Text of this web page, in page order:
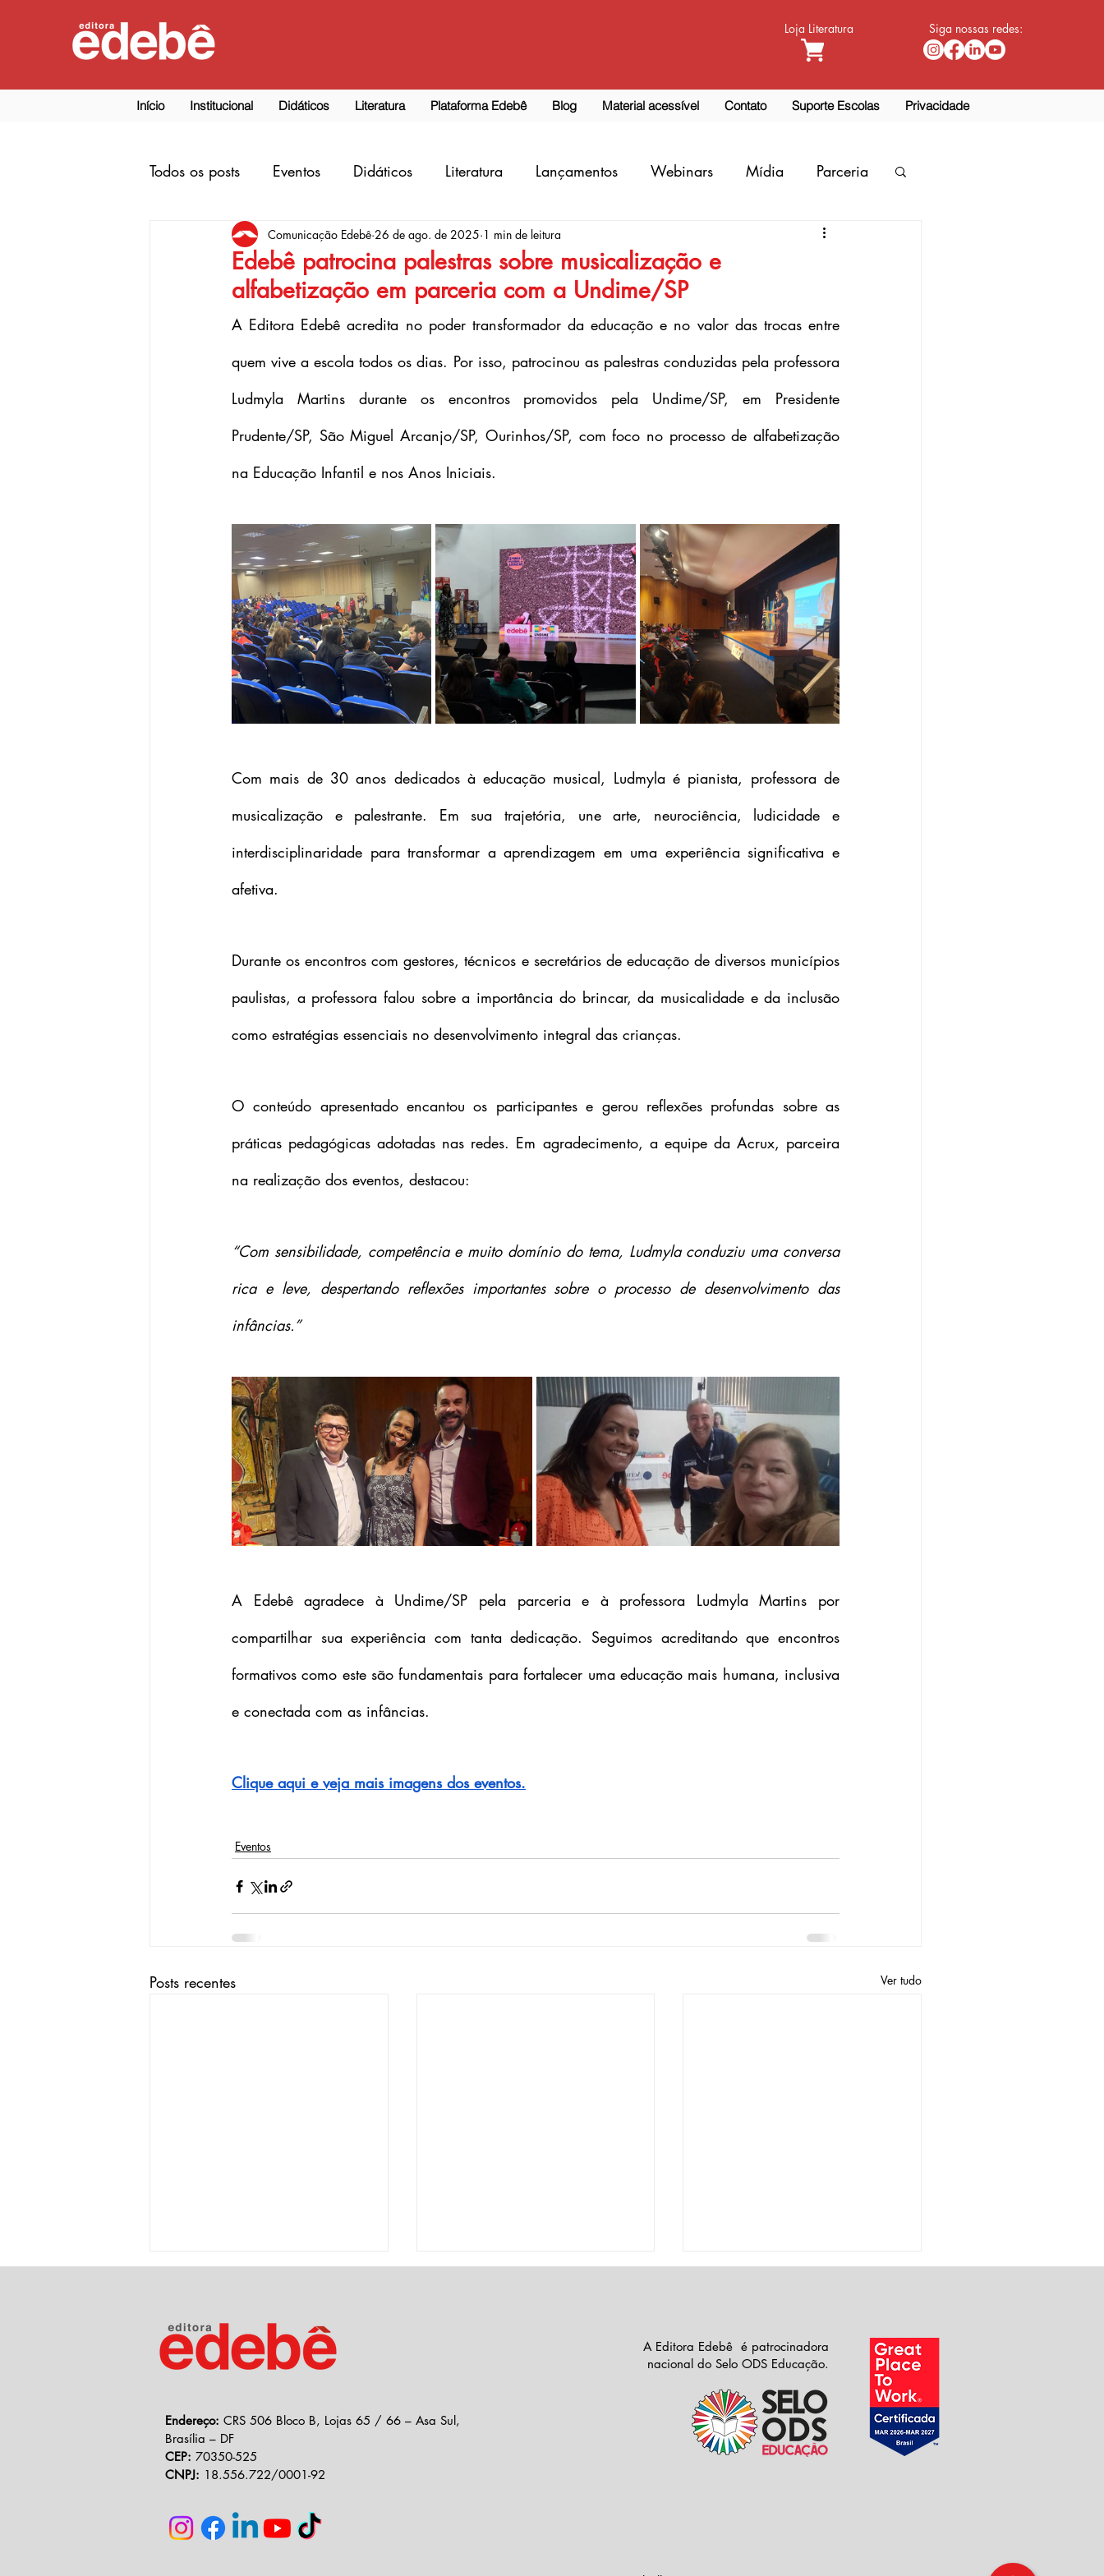
Loja Literatura Siga nossas redes:
Início Institucional Didáticos Literatura Plataforma Edebê Blog Material acessível Contato Suporte Escolas Privacidade
Todos os posts Eventos Didáticos Literatura Lançamentos Webinars Mídia Parceria
Datas Comemorativas
Edebê patrocina palestras sobre musicalização e
alfabetização em parceria com a Undime/SP
Comunicação Edebê 26 de ago. de 2025 1 min de leitura
A Editora Edebê acredita no poder transformador da educação e no valor das trocas entre
quem vive a escola todos os dias. Por isso, patrocinou as palestras conduzidas pela professora
Ludmyla Martins durante os encontros promovidos pela Undime/SP, em Presidente
Prudente/SP, São Miguel Arcanjo/SP, Ourinhos/SP, com foco no processo de alfabetização
na Educação Infantil e nos Anos Iniciais.
Com mais de 30 anos dedicados à educação musical, Ludmyla é pianista, professora de
musicalização e palestrante. Em sua trajetória, une arte, neurociência, ludicidade e
interdisciplinaridade para transformar a aprendizagem em uma experiência significativa e
afetiva.
Durante os encontros com gestores, técnicos e secretários de educação de diversos municípios
paulistas, a professora falou sobre a importância do brincar, da musicalidade e da inclusão
como estratégias essenciais no desenvolvimento integral das crianças.
O conteúdo apresentado encantou os participantes e gerou reflexões profundas sobre as
práticas pedagógicas adotadas nas redes. Em agradecimento, a equipe da Acrux, parceira
na realização dos eventos, destacou:
“Com sensibilidade, competência e muito domínio do tema, Ludmyla conduziu uma conversa
rica e leve, despertando reflexões importantes sobre o processo de desenvolvimento das
infâncias.”
A Edebê agradece à Undime/SP pela parceria e à professora Ludmyla Martins por
compartilhar sua experiência com tanta dedicação. Seguimos acreditando que encontros
formativos como este são fundamentais para fortalecer uma educação mais humana, inclusiva
e conectada com as infâncias.
Clique aqui e veja mais imagens dos eventos.
Eventos
Posts recentes Ver tudo
Autoras da Coleção
Imaginação e Arte visitam o
Instituto São José em ação do
projeto Construindo Leitores
Editora Edebê lança coleção
“Identidade” para o Ensino
Encontro Formativo da
Coleção Identidade
naInspetoria Madre
Endereço: CRS 506 Bloco B, Lojas 65 / 66 – Asa Sul,
Brasília – DF
CEP: 70350-525
CNPJ: 18.556.722/0001-92
A Editora Edebê é patrocinadora
nacional do Selo ODS Educação.